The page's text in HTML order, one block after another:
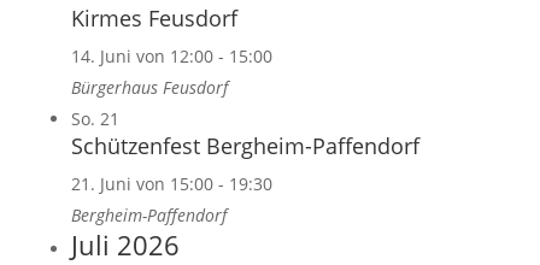
Kirmes Feusdorf
14. Juni von 12:00- 15:00
Bürgerhaus Feusdorf
So. 21
Schützenfest Bergheim-Paffendorf
21. Juni von 15:00- 19:30
Bergheim-Paffendorf
Juli 2026